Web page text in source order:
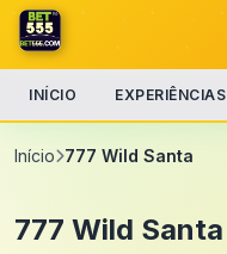
INÍCIO EXPERIÊNCIAS
Início 777 Wild Santa
777 Wild Santa